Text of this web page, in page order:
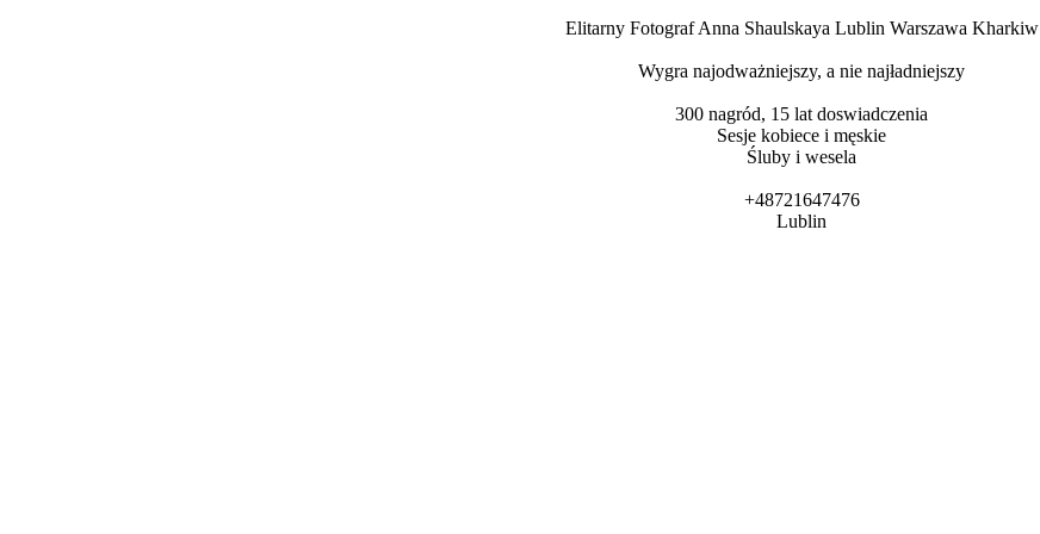
Elitarny Fotograf Anna Shaulskaya Lublin Warszawa Kharkiw
Wygra najodważniejszy, a nie najładniejszy
300 nagród, 15 lat doswiadczenia
Sesje kobiece i męskie
Śluby i wesela
+48721647476
Lublin